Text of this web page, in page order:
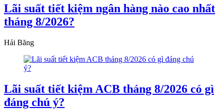
Lãi suất tiết kiệm ngân hàng nào cao nhất
tháng 8/2026?
Hải Băng
Lãi suất tiết kiệm ACB tháng 8/2026 có gì
đáng chú ý?